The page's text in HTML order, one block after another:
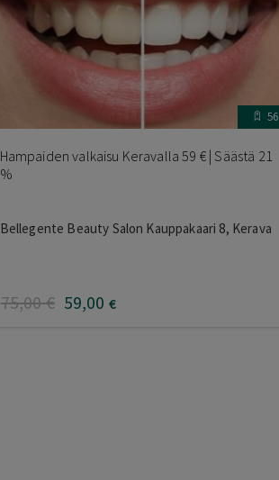
56
Hampaiden valkaisu Keravalla 59 € | Säästä 21
%
Bellegente Beauty Salon Kauppakaari 8, Kerava
75,00€ 59,00 €